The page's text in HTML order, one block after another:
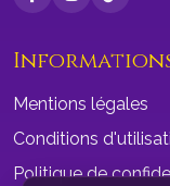
Mentions légales
Conditions
Politique de